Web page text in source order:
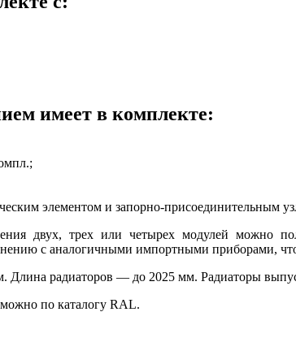
имеет в комплекте:
элементом и запорно-присоединительным
двух, трех или четырех модулей можно
с аналогичными импортными приборами,
радиаторов — до 2025 мм. Радиаторы
по каталогу RAL.